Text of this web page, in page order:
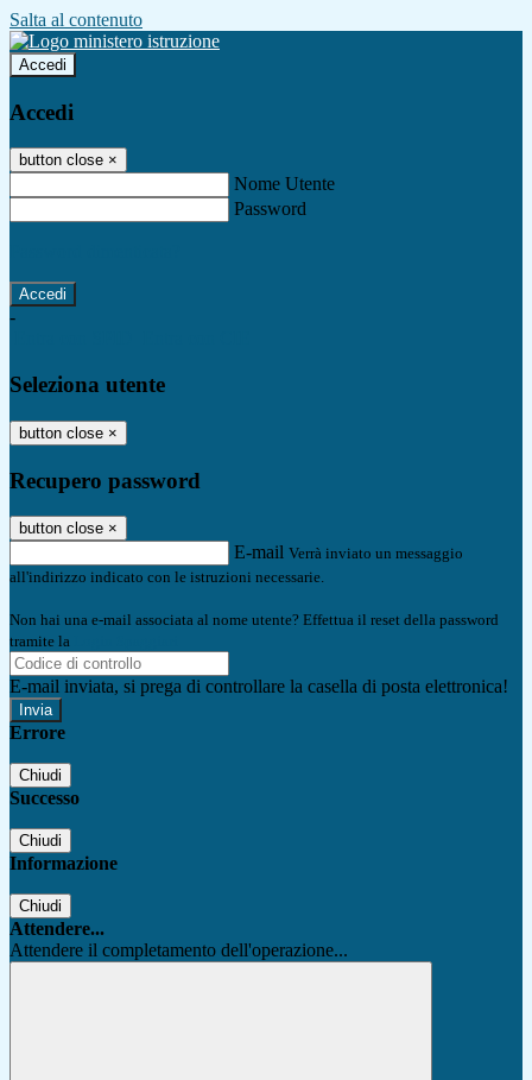
Salta al contenuto
Accedi
Accedi
button close ×
Nome Utente
Password
-
Seleziona utente
button close ×
Recupero password
button close ×
E-mail Verrà inviato un messaggio
all'indirizzo indicato con le istruzioni necessarie.
Non hai una e-mail associata al nome utente? Effettua il reset della password
tramite la
E-mail inviata, si prega di controllare la casella di posta elettronica!
Errore
Chiudi
Successo
Chiudi
Informazione
Chiudi
Attendere...
Attendere il completamento dell'operazione...